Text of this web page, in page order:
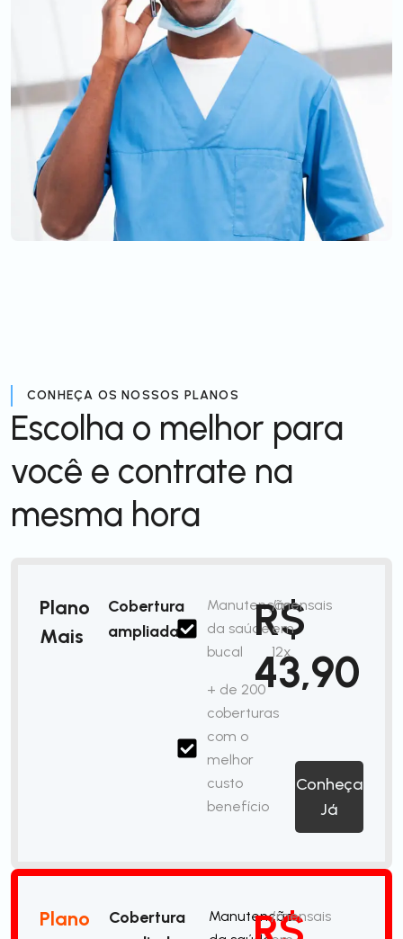
CONHEÇA OS NOSSOS PLANOS
Escolha o melhor para
você e contrate na
mesma hora
Plano
Mais
Cobertura
ampliada
Manutenção
da saúde
bucal
+ de 200
coberturas
com o
melhor
custo
benefício
R$
43,90
/mensais
em
12x
Conheça
Já
Plano
Cobertura
Manutenção/mensais